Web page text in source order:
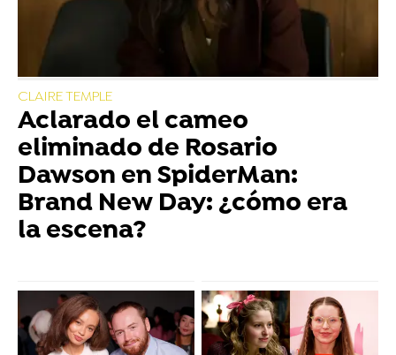
CLAIRE TEMPLE
Aclarado el cameo
eliminado de Rosario
Dawson en SpiderMan:
Brand New Day: ¿cómo era
la escena?